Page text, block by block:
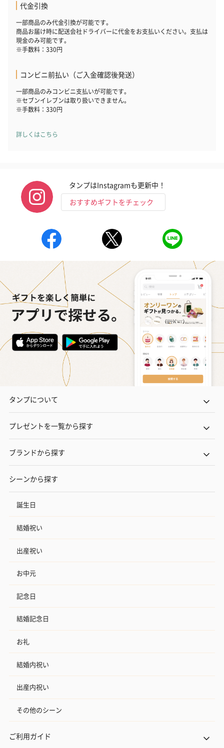
代金引換
一部商品のみ代金引換が可能です。
商品お届け時に配送会社ドライバーに代金をお支払いください。支払は
現金のみ可能です。
※手数料：330円
コンビニ前払い（ご入金確認後発送）
一部商品のみコンビニ支払いが可能です。
※セブンイレブンは取り扱いできません。
※手数料：330円
詳しくはこちら
タンプはInstagramも更新中！
おすすめギフトをチェック
タンプについて
プレゼントを一覧から探す
ブランドから探す
シーンから探す
誕生日
結婚祝い
出産祝い
お中元
記念日
結婚記念日
お礼
結婚内祝い
出産内祝い
その他のシーン
ご利用ガイド